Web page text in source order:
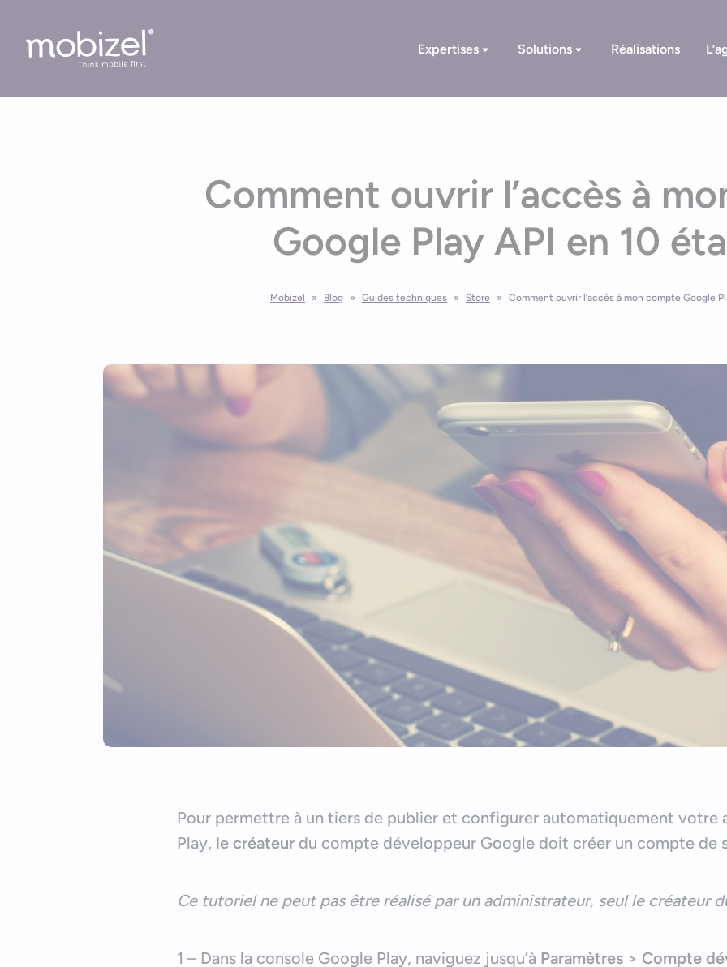
Expertises Solutions Réalisations
Comment ouvrir l’accès à
Google Play API en 10
Mobizel » Blog » Guides techniques » Store » Comment ouvrir l’accès à mon compte Google
Pour permettre à un tiers de publier et configurer automatiquement votre
Play, le créateur du compte développeur Google doit créer un compte de
Ce tutoriel ne peut pas être réalisé par un administrateur, seul le créateur
1 – Dans la console Google Play, naviguez jusqu’à Paramètres > Compte